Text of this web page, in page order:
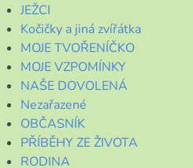
JEŽCI
Kočičky a jiná zvířátka
MOJE TVOŘENÍČKO
MOJE VZPOMÍNKY
NAŠE DOVOLENÁ
Nezařazené
OBČASNÍK
PŘÍBĚHY ZE ŽIVOTA
RODINA